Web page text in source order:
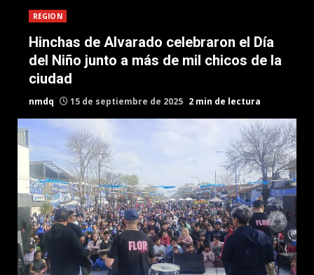
REGION
Hinchas de Alvarado celebraron el Día
del Niño junto a más de mil chicos de la
ciudad
nmdq 15 de septiembre de 2025 2 min de lectura